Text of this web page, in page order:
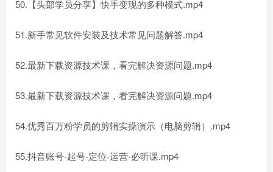
50.【头部学员分享】快手变现的多种模式.mp4
51.新手常见软件安装及技术常见问题解答.mp4
52.最新下载资源技术课，看完解决资源问题.mp4
53.最新下载资源技术课，看完解决资源问题.mp4
54.优秀百万粉学员的剪辑实操演示（电脑剪辑）.mp4
55.抖音账号-起号-定位-运营-必听课.mp4